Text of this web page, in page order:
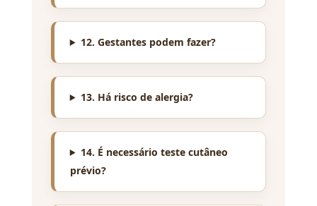
12. Gestantes podem fazer?
13. Há risco de alergia?
14. É necessário teste cutâneo
prévio?